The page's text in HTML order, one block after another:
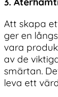
Att skapa
ger en
vara
av de
smärtan.
leva ett